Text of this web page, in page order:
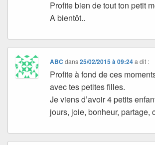
Profite bien de tout ton petit
A bientôt..
ABC dans25/02/2015 à 09:24 a dit :
Profite à fond de ces
avec tes petites filles.
Je viens d’avoir 4 petits
jours, joie, bonheur, partage,